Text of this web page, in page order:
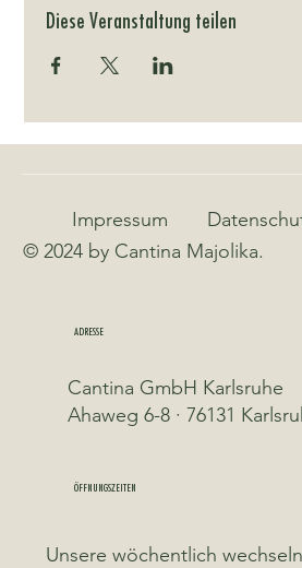
Diese Veranstaltung teilen
© 2024 by Cantina Majolika.
Impressum
ADRESSE
Cantina GmbH Karlsruhe
Ahaweg 6-8 · 76131
ÖFFNUNGSZEITEN
Unsere wöchentlich